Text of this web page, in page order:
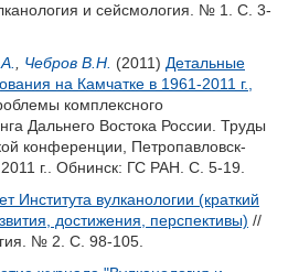
и сейсмология. № 1. С. 3-
Чебров В.Н. (2011) Детальные
на Камчатке в 1961-2011 г.,
комплексного
Дальнего Востока России. Труды
конференции, Петропавловск-
г.. Обнинск: ГС РАН. С. 5-19.
Института вулканологии (краткий
достижения, перспективы) //
№ 2. С. 98-105.